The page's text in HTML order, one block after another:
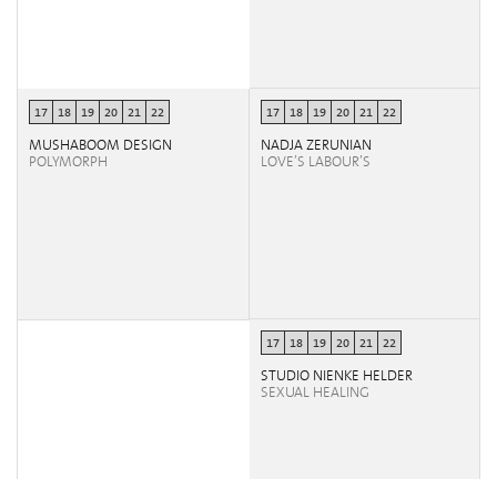
17 18 19 20 21 22
MUSHABOOM DESIGN
POLYMORPH
17 18 19 20 21 22
NADJA ZERUNIAN
LOVE’S LABOUR’S
17 18 19 20 21 22
STUDIO NIENKE HELDER
SEXUAL HEALING